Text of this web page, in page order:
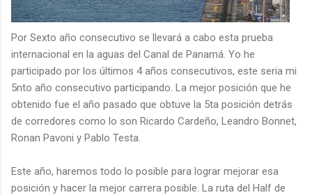
Por Sexto año consecutivo se llevará a cabo esta prueba
internacional en la aguas del Canal de Panamá. Yo he
participado por los últimos 4 años consecutivos, este seria mi
5nto año consecutivo participando. La mejor posición que he
obtenido fue el año pasado que obtuve la 5ta posición detrás
de corredores como lo son Ricardo Cardeño, Leandro Bonnet,
Ronan Pavoni y Pablo Testa.
Este año, haremos todo lo posible para lograr mejorar esa
posición y hacer la mejor carrera posible. La ruta del Half de